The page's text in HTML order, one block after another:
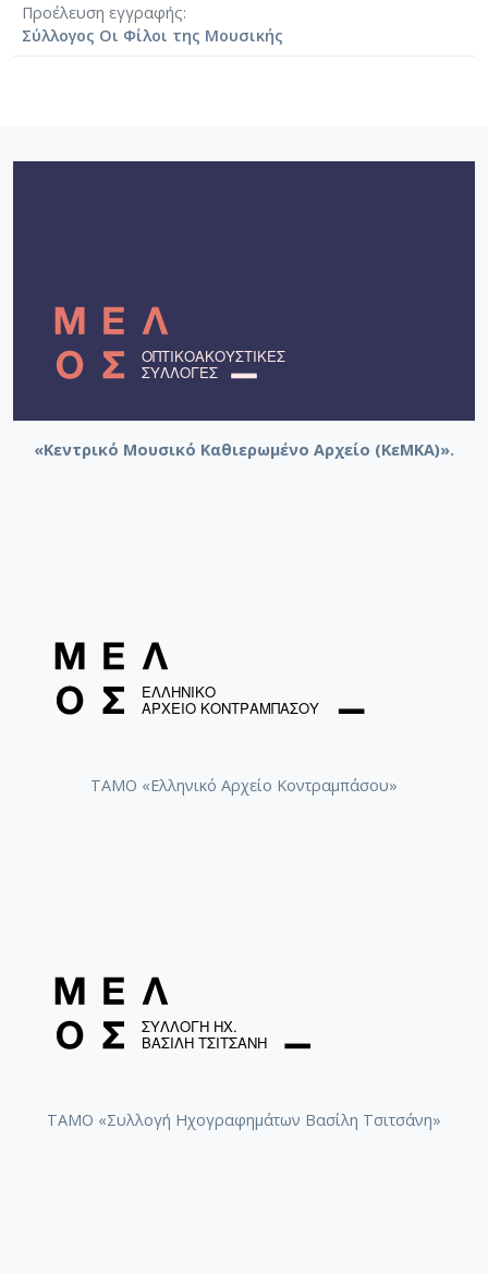
[Φάκελος] GR-As-MTH-003-Sc-010-081-Συρτός
[Φάκελος] GR-As-MTH-003-Sc-010-082-Η
[Φάκελος] GR-As-MTH-003-Sc-011-092-
[Φάκελος] GR-As-MTH-003-Sc-011-093-Karmen
[Φάκελος] GR-As-MTH-003-Sc-012-094-Εύα
[Φάκελος] GR-As-MTH-003-Sc-012-095-
[Φάκελος] GR-As-MTH-003-Sc-012-098-
[Φάκελος] GR-As-MTH-003-Sc-013-105-
[Φάκελος] GR-As-MTH-003-Sc-013-106-Έρως
[Φάκελος] GR-As-MTH-003-Sc-013-107-
[Φάκελος] GR-As-MTH-003-Sc-014-110-Το
[Φάκελος] GR-As-MTH-003-Sc-016-118-Ο
[Φάκελος] GR-As-MTH-003-Sc-017-120-
[Φάκελος] GR-As-MTH-003-Sc-017-123-
Προέλευση εγγραφής
Σύλλογος Οι Φίλοι της Μουσικής
«Κεντρικό Μουσικό Καθιερωμένο Αρχείο (ΚεΜΚΑ)».
ΤΑΜΟ «Ελληνικό Αρχείο Κοντραμπάσου»
ΤΑΜΟ «Συλλογή Ηχογραφημάτων Βασίλη Τσιτσάνη»